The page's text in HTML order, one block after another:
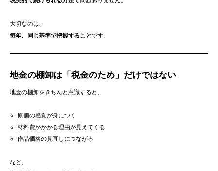
大切なのは、
毎年、同じ基準で把握することです。
地金の棚卸は「税金のため」だけではない
地金の棚卸をきちんと意識すると、
原価の感覚が身につく
材料費がかかる理由が見えてくる
作品価格の見直しにつながる
など、